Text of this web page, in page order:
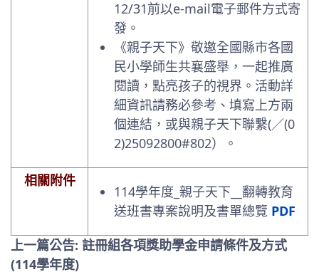
12/31前以e-mail電子郵件方式寄
發。
《親子天下》敬邀全國縣市各國
民小學師生共襄盛舉，一起推廣
閱讀，點亮孩子的視界。活動詳
細資訊請務必參考、填寫上方兩
個連結，或與親子天下聯繫(／(0
2)25092800#802）。
相關附件
114學年度_親子天下__翻轉教育
送班書專案說明及書單總覽 PDF
上一篇公告: 註冊組各項獎助學金申請條件及方式
(114學年度)